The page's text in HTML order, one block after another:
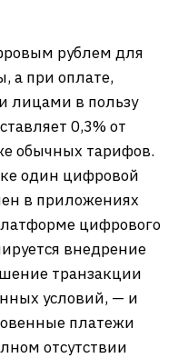
рублем для
а при оплате,
лицами в пользу
0,3% от
обычных тарифов.
один цифровой
в приложениях
цифрового
внедрение
транзакции
условий, — и
платежи
отсутствии